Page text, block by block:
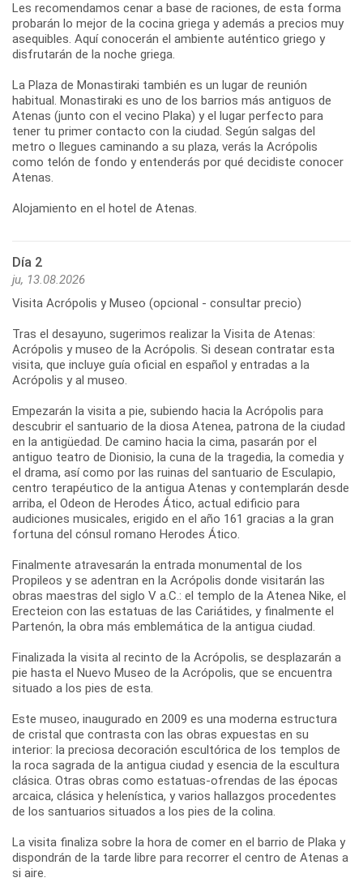
Les recomendamos cenar a base de raciones, de esta forma
probarán lo mejor de la cocina griega y además a precios muy
asequibles. Aquí conocerán el ambiente auténtico griego y
disfrutarán de la noche griega.
La Plaza de Monastiraki también es un lugar de reunión
habitual. Monastiraki es uno de los barrios más antiguos de
Atenas (junto con el vecino Plaka) y el lugar perfecto para
tener tu primer contacto con la ciudad. Según salgas del
metro o llegues caminando a su plaza, verás la Acrópolis
como telón de fondo y entenderás por qué decidiste conocer
Atenas.
Alojamiento en el hotel de Atenas.
Día 2
ju, 13.08.2026
Visita Acrópolis y Museo (opcional - consultar precio)
Tras el desayuno, sugerimos realizar la Visita de Atenas:
Acrópolis y museo de la Acrópolis. Si desean contratar esta
visita, que incluye guía oficial en español y entradas a la
Acrópolis y al museo.
Empezarán la visita a pie, subiendo hacia la Acrópolis para
descubrir el santuario de la diosa Atenea, patrona de la ciudad
en la antigüedad. De camino hacia la cima, pasarán por el
antiguo teatro de Dionisio, la cuna de la tragedia, la comedia y
el drama, así como por las ruinas del santuario de Esculapio,
centro terapéutico de la antigua Atenas y contemplarán desde
arriba, el Odeon de Herodes Ático, actual edificio para
audiciones musicales, erigido en el año 161 gracias a la gran
fortuna del cónsul romano Herodes Ático.
Finalmente atravesarán la entrada monumental de los
Propileos y se adentran en la Acrópolis donde visitarán las
obras maestras del siglo V a.C.: el templo de la Atenea Nike, el
Erecteion con las estatuas de las Cariátides, y finalmente el
Partenón, la obra más emblemática de la antigua ciudad.
Finalizada la visita al recinto de la Acrópolis, se desplazarán a
pie hasta el Nuevo Museo de la Acrópolis, que se encuentra
situado a los pies de esta.
Este museo, inaugurado en 2009 es una moderna estructura
de cristal que contrasta con las obras expuestas en su
interior: la preciosa decoración escultórica de los templos de
la roca sagrada de la antigua ciudad y esencia de la escultura
clásica. Otras obras como estatuas-ofrendas de las épocas
arcaica, clásica y helenística, y varios hallazgos procedentes
de los santuarios situados a los pies de la colina.
La visita finaliza sobre la hora de comer en el barrio de Plaka y
dispondrán de la tarde libre para recorrer el centro de Atenas a
si aire.